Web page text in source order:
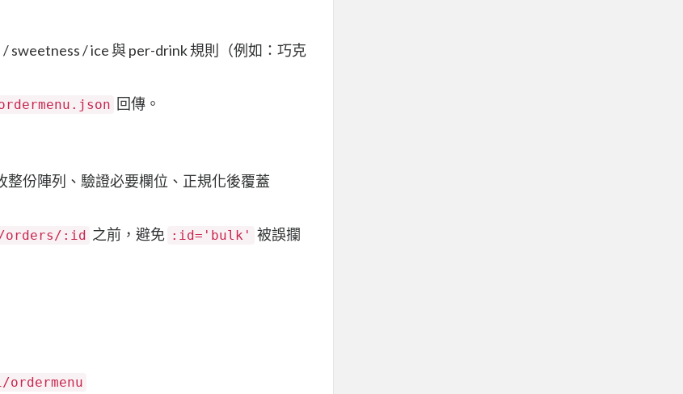
/ sweetness / ice 與 per-drink 規則（例如：巧克
回傳。
整份陣列、驗證必要欄位、正規化後覆蓋
orders/:id 之前，避免 :id='bulk' 被誤攔
ordermenu